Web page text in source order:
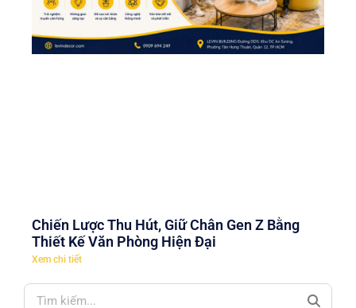
Chiến Lược Thu Hút, Giữ Chân Gen Z Bằng
Thiết Kế Văn Phòng Hiện Đại
Xem chi tiết